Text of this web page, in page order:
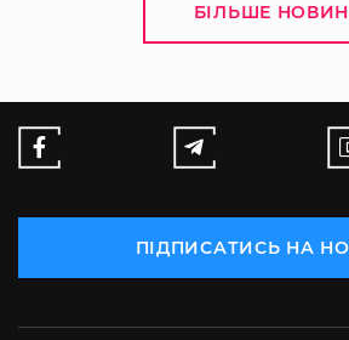
БІЛЬШЕ НОВИН
ПІДПИСАТИСЬ НА